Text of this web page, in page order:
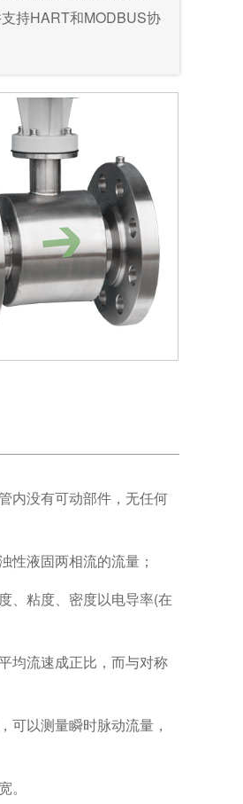
持HART和MODBUS协
内没有可动部件，无任何
性液固两相流的流量；
、粘度、密度以电导率(在
均流速成正比，而与对称
可以测量瞬时脉动流量，